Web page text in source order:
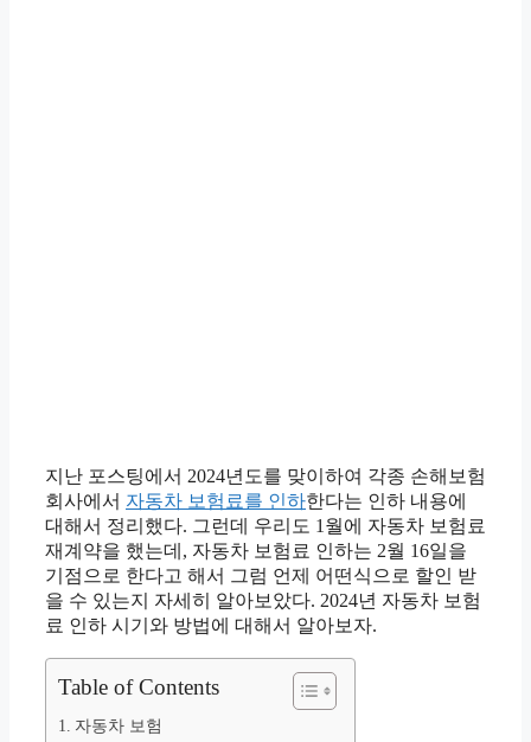
지난 포스팅에서 2024년도를 맞이하여 각종 손해보험
회사에서 자동차 보험료를 인하한다는 인하 내용에
대해서 정리했다. 그런데 우리도 1월에 자동차 보험료
재계약을 했는데, 자동차 보험료 인하는 2월 16일을
기점으로 한다고 해서 그럼 언제 어떤식으로 할인 받
을 수 있는지 자세히 알아보았다. 2024년 자동차 보험
료 인하 시기와 방법에 대해서 알아보자.
Table of Contents
자동차 보험